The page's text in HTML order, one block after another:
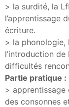
> la surdité, la
l’apprentissage
écriture.
> la phonologie,
l’introduction de
difficultés
Partie pratique :
> apprentissage
des consonnes